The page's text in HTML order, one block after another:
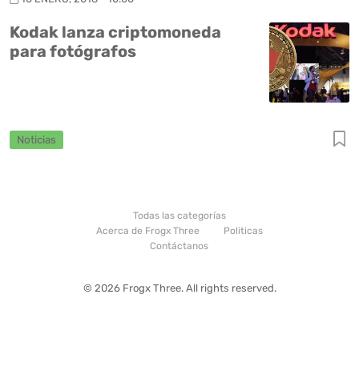
Kodak lanza criptomoneda
para fotógrafos
Noticias
Todas las categorías
Acerca de Frogx Three
Politicas
Contáctanos
© 2026 Frogx Three. All rights reserved.